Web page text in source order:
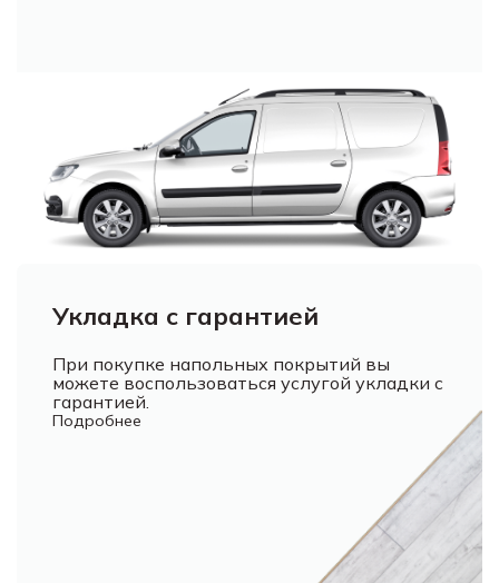
Укладка с гарантией
При покупке напольных покрытий вы
можете воспользоваться услугой укладки с
гарантией.
Подробнее